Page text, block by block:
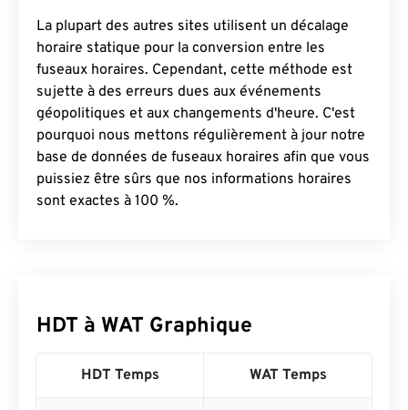
La plupart des autres sites utilisent un décalage
horaire statique pour la conversion entre les
fuseaux horaires. Cependant, cette méthode est
sujette à des erreurs dues aux événements
géopolitiques et aux changements d'heure. C'est
pourquoi nous mettons régulièrement à jour notre
base de données de fuseaux horaires afin que vous
puissiez être sûrs que nos informations horaires
sont exactes à 100 %.
HDT à WAT Graphique
HDT Temps WAT Temps